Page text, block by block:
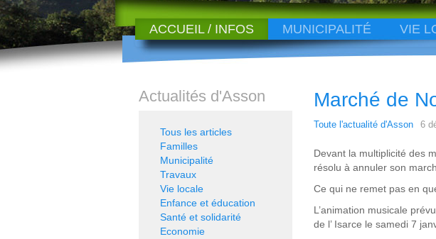
ACCUEIL / INFOS MUNICIPALITÉ VIE
Marché de
Toute l'actualité d'Asson 6
Devant la multiplicité des
résolu à annuler son
Ce qui ne remet pas en
L’animation musicale
de l’ Isarce le samedi 7
Actualités d'Asson
Tous les articles
Familles
Municipalité
Travaux
Vie locale
Enfance et éducation
Santé et solidarité
Economie